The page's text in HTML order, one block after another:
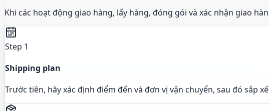
Khi các hoạt động giao hàng, lấy hàng, đóng gói và xác nhận giao
Step 1
Shipping plan
Trước tiên, hãy xác định điểm đến và đơn vị vận chuyển, sau đó sắp